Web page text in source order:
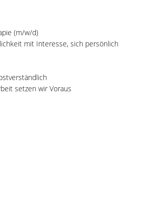
(m/w/d)
mit Interesse, sich persönlich
setzen wir Voraus